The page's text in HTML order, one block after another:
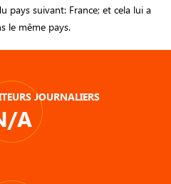
pays suivant: France; et cela lui a
le même pays.
JOURNALIERS
A